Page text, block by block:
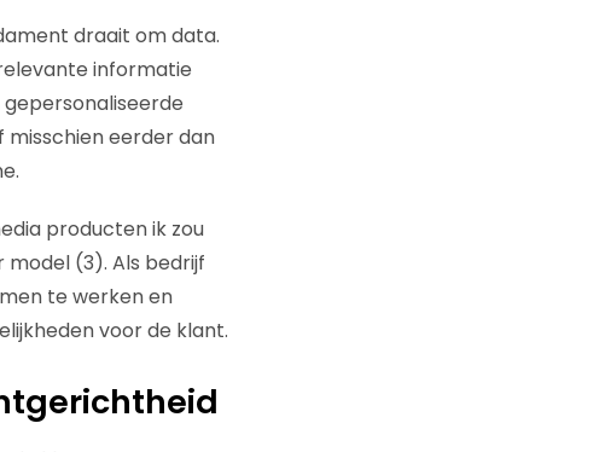
draait om data.
informatie
eerder dan
producten ik zou
(3). Als bedrijf
te werken en
voor de klant.